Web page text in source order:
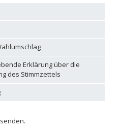
Erklärung über die
des Stimmzettels